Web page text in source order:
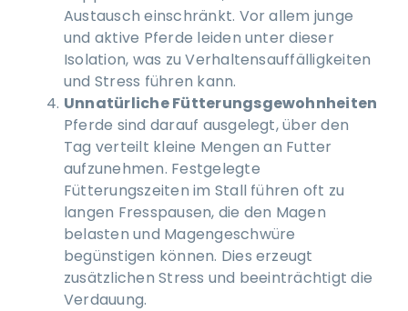
Austausch einschränkt. Vor allem junge
und aktive Pferde leiden unter dieser
Isolation, was zu Verhaltensauffälligkeiten
und Stress führen kann.
Unnatürliche Fütterungsgewohnheiten
Pferde sind darauf ausgelegt, über den
Tag verteilt kleine Mengen an Futter
aufzunehmen. Festgelegte
Fütterungszeiten im Stall führen oft zu
langen Fresspausen, die den Magen
belasten und Magengeschwüre
begünstigen können. Dies erzeugt
zusätzlichen Stress und beeinträchtigt die
Verdauung.